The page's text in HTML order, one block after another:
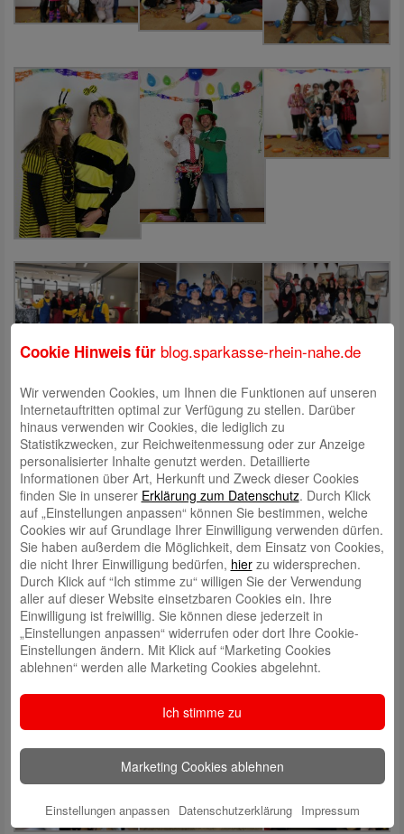
Cookie Hinweis für blog.sparkasse-rhein-nahe.de
Wir verwenden Cookies, um Ihnen die Funktionen auf unseren
Internetauftritten optimal zur Verfügung zu stellen. Darüber
hinaus verwenden wir Cookies, die lediglich zu
Statistikzwecken, zur Reichweitenmessung oder zur Anzeige
personalisierter Inhalte genutzt werden. Detaillierte
Informationen über Art, Herkunft und Zweck dieser Cookies
finden Sie in unserer Erklärung zum Datenschutz. Durch Klick
auf „Einstellungen anpassen“ können Sie bestimmen, welche
Cookies wir auf Grundlage Ihrer Einwilligung verwenden dürfen.
Sie haben außerdem die Möglichkeit, dem Einsatz von Cookies,
die nicht Ihrer Einwilligung bedürfen, hierzu widersprechen.
Durch Klick auf “Ich stimme zu“ willigen Sie der Verwendung
aller auf dieser Website einsetzbaren Cookies ein. Ihre
Einwilligung ist freiwillig. Sie können diese jederzeit in
„Einstellungen anpassen“ widerrufen oder dort Ihre Cookie-
Einstellungen ändern. Mit Klick auf “Marketing Cookies
ablehnen“ werden alle Marketing Cookies abgelehnt.
Ich stimme zu
Marketing Cookies ablehnen
Einstellungen anpassen Datenschutzerklärung Impressum